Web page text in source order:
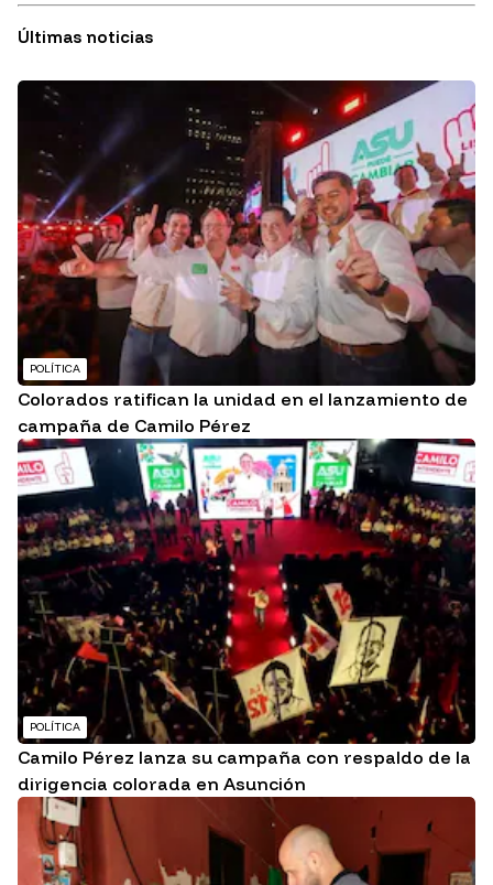
Últimas noticias
POLÍTICA
Colorados ratifican la unidad en el lanzamiento de
campaña de Camilo Pérez
POLÍTICA
Camilo Pérez lanza su campaña con respaldo de la
dirigencia colorada en Asunción